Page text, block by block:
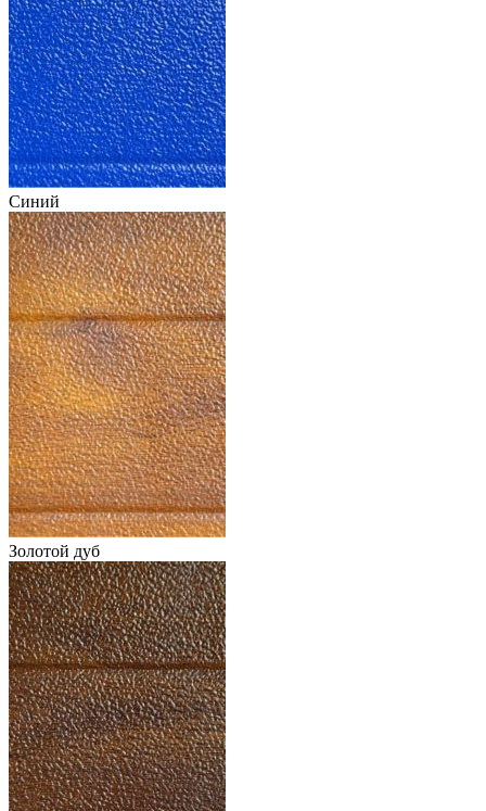
Синий
Золотой дуб